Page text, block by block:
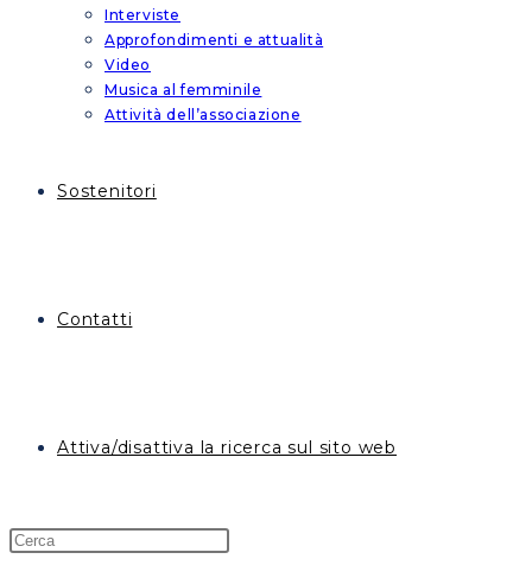
Interviste
Approfondimenti e attualità
Video
Musica al femminile
Attività dell’associazione
Sostenitori
Contatti
Attiva/disattiva la ricerca sul sito web